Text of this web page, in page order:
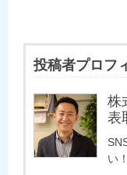
投稿者プロフ
株
表
い！